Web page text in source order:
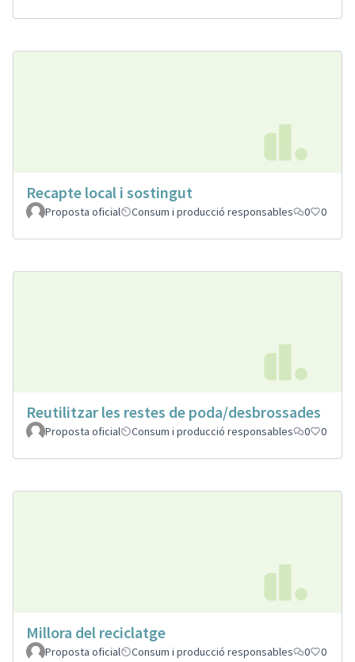
Recapte local i sostingut
Proposta oficial Consum i producció responsables 0 0
Reutilitzar les restes de poda/desbrossades
Proposta oficial Consum i producció responsables 0 0
Millora del reciclatge
Proposta oficial Consum i producció responsables 0 0